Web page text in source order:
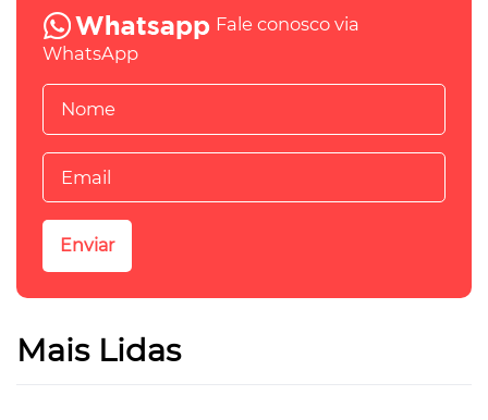
Fale conosco via
WhatsApp
Mais Lidas